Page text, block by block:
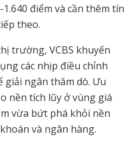
điểm và cần thêm tín
theo.
trường, VCBS khuyến
các nhịp điều chỉnh
ngân thăm dò. Ưu
nền tích lũy ở vùng giá
vừa bứt phá khỏi nền
và ngân hàng.